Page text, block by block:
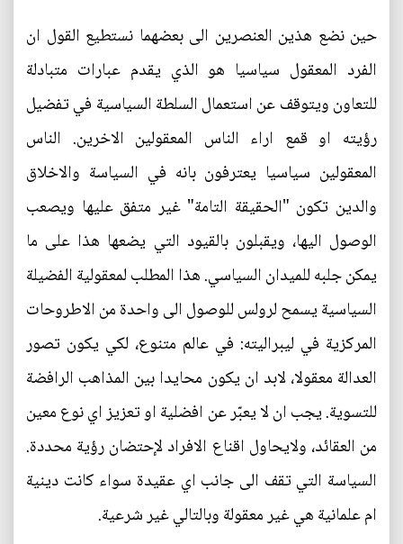
حين نضع هذين العنصرين الى بعضهما نستطيع القول ان
الفرد المعقول سياسيا هو الذي يقدم عبارات متبادلة
للتعاون ويتوقف عن استعمال السلطة السياسية في تفضيل
رؤيته او قمع اراء الناس المعقولين الاخرين. الناس
المعقولين سياسيا يعترفون بانه في السياسة والاخلاق
والدين تكون "الحقيقة التامة" غير متفق عليها ويصعب
الوصول اليها، ويقبلون بالقيود التي يضعها هذا على ما
يمكن جلبه للميدان السياسي. هذا المطلب لمعقولية الفضيلة
السياسية يسمح لرولس للوصول الى واحدة من الاطروحات
المركزية في ليبراليته: في عالم متنوع، لكي يكون تصور
العدالة معقولا، لابد ان يكون محايدا بين المذاهب الرافضة
للتسوية. يجب ان لا يعبّر عن افضلية او تعزيز اي نوع معين
من العقائد، ولايحاول اقناع الافراد لإحتضان رؤية محددة.
السياسة التي تقف الى جانب اي عقيدة سواء كانت دينية
ام علمانية هي غير معقولة وبالتالي غير شرعية.